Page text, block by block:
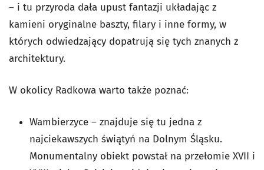
– i tu przyroda dała upust fantazji układając z
kamieni oryginalne baszty, filary i inne formy, w
których odwiedzający dopatrują się tych znanych z
architektury.
W okolicy Radkowa warto także poznać:
Wambierzyce – znajduje się tu jedna z
najciekawszych świątyń na Dolnym Śląsku.
Monumentalny obiekt powstał na przełomie XVII i